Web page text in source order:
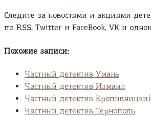
Следите за новостями и акциями
по RSS, Twitter и FaсeBook, VK и
Похожие записи:
Частный детектив Умань
Частный детектив Измаил
Частный детектив
Частный детектив Тернополь